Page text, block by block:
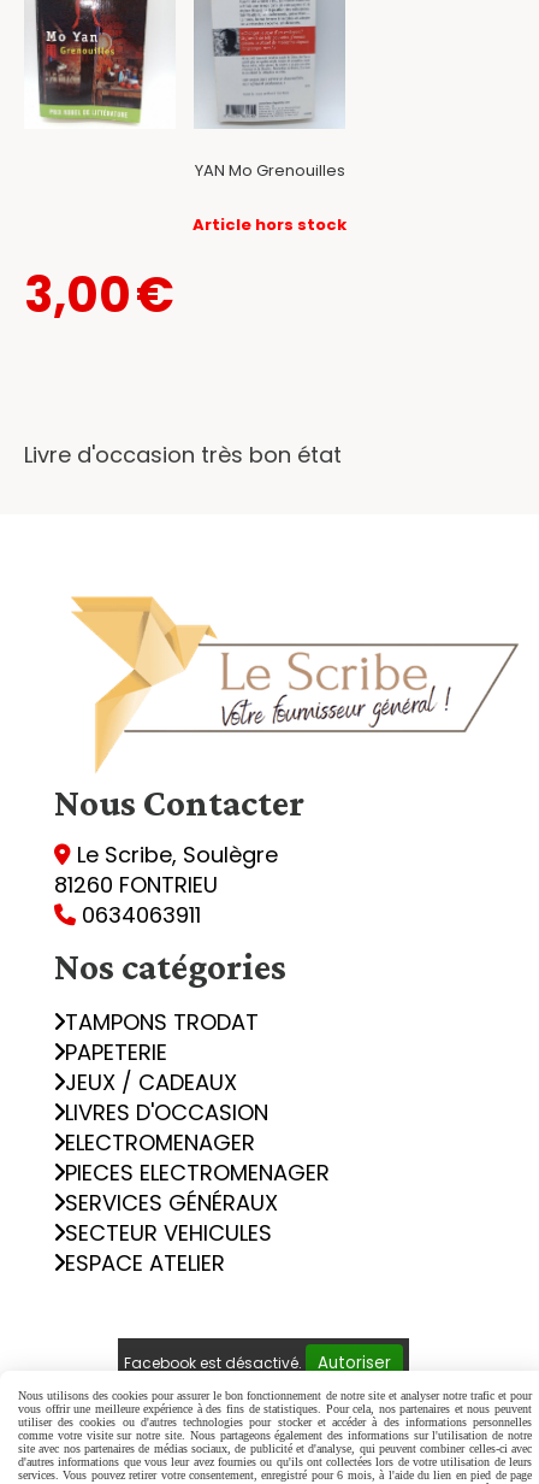
YAN Mo Grenouilles
3,00€
Article hors stock
Livre d'occasion très bon état
Nous Contacter
 Le Scribe, Soulègre
81260 FONTRIEU
 0634063911
Nos catégories
TAMPONS TRODAT
PAPETERIE
JEUX / CADEAUX
LIVRES D'OCCASION
ELECTROMENAGER
PIECES ELECTROMENAGER
SERVICES GÉNÉRAUX
SECTEUR VEHICULES
ESPACE ATELIER
Facebook est désactivé. Autoriser
Mentions Légales
Conditions générales de vente
Politique de confidentialité
Gestion cookies
Mon Compte
Créer un site internet
Nous utilisons des cookies pour assurer le bon fonctionnement de notre site et analyser notre trafic et pour
vous offrir une meilleure expérience à des fins de statistiques. Pour cela, nos partenaires et nous peuvent
utiliser des cookies ou d'autres technologies pour stocker et accéder à des informations personnelles
comme votre visite sur notre site. Nous partageons également des informations sur l'utilisation de notre
site avec nos partenaires de médias sociaux, de publicité et d'analyse, qui peuvent combiner celles-ci avec
d'autres informations que vous leur avez fournies ou qu'ils ont collectées lors de votre utilisation de leurs
services. Vous pouvez retirer votre consentement, enregistré pour 6 mois, à l'aide du lien en pied de page